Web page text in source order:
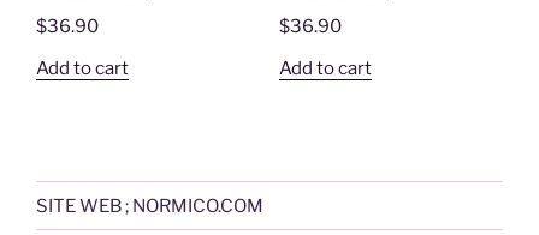
$36.90
Add to cart
$36.90
Add to cart
SITE WEB ; NORMICO.COM